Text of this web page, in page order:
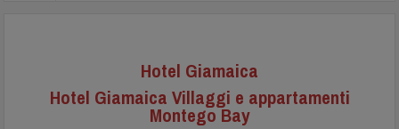
Hotel Giamaica
Hotel Giamaica Villaggi e appartamenti
Montego Bay